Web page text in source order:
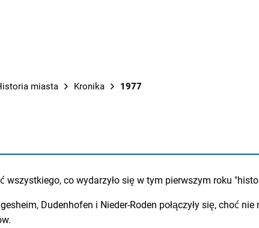
miasta Kronika 1977
co wydarzyło się w tym pierwszym roku
Dudenhofen i Nieder-Roden połączyły się, choć